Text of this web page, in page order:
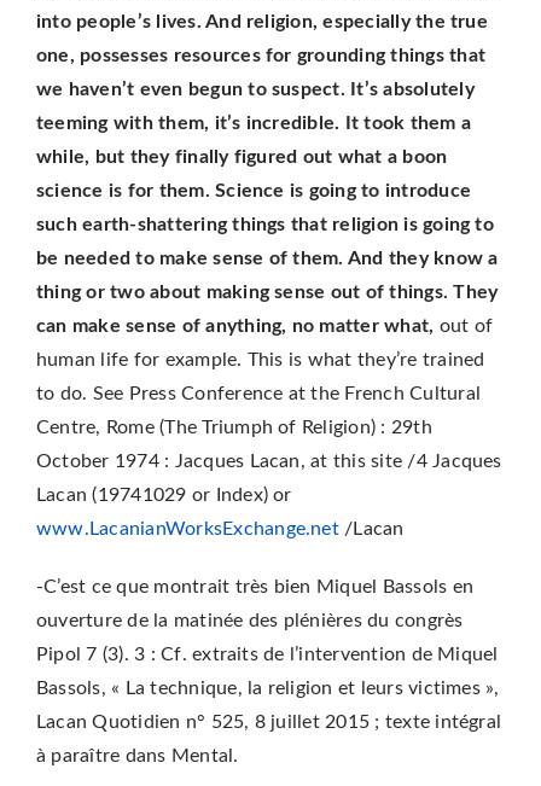
into people’s lives. And religion, especially the true
one, possesses resources for grounding things that
we haven’t even begun to suspect. It’s absolutely
teeming with them, it’s incredible. It took them a
while, but they finally figured out what a boon
science is for them. Science is going to introduce
such earth-shattering things that religion is going to
be needed to make sense of them. And they know a
thing or two about making sense out of things. They
can make sense of anything, no matter what, out of
human life for example. This is what they’re trained
to do. See Press Conference at the French Cultural
Centre, Rome (The Triumph of Religion) : 29th
October 1974 : Jacques Lacan, at this site /4 Jacques
Lacan (19741029 or Index) or
www.LacanianWorksExchange.net/Lacan
-C’est ce que montrait très bien Miquel Bassols en
ouverture de la matinée des plénières du congrès
Pipol 7 (3).3 : Cf. extraits de l’intervention de Miquel
Bassols, « La technique, la religion et leurs victimes »,
Lacan Quotidien n° 525, 8 juillet 2015 ; texte intégral
à paraître dans Mental.